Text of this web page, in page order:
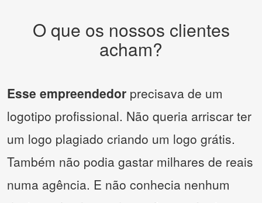
O que os nossos clientes
acham?
Esse empreendedor precisava de um
logotipo profissional. Não queria arriscar ter
um logo plagiado criando um logo grátis.
Também não podia gastar milhares de reais
numa agência. E não conhecia nenhum